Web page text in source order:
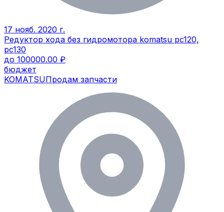
17 нояб. 2020 г.
Редуктор хода без гидромотора komatsu pc120,
pc130
до 100000.00 ₽
бюджет
KOMATSUПродам запчасти